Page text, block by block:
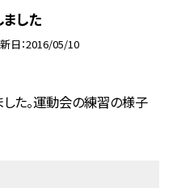
した
日 2016/05/10
た。運動会の練習の様子